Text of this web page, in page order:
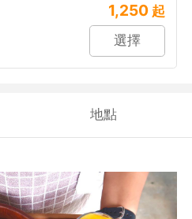
1,250 起
選擇
地點